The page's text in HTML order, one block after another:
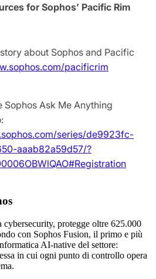
for Sophos’ Pacific Rim
about Sophos and Pacific
pacificrim
Sophos Ask Me Anything
series/de9923fc-
aaab82a59d57/?
cybersecurity, protegge oltre 625.000
con Sophos Fusion, il primo e più
AI-native del settore:
in cui ogni punto di controllo opera